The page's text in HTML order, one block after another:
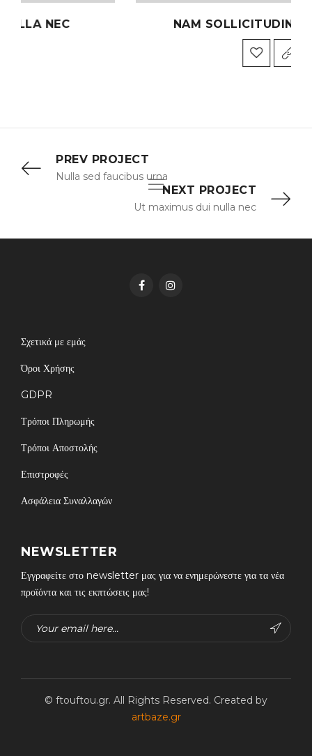
NAM SOLLICITUDIN AC
PREV PROJECT
Nulla sed faucibus urna
NEXT PROJECT
Ut maximus dui nulla nec
Σχετικά με εμάς
Όροι Χρήσης
GDPR
Τρόποι Πληρωμής
Τρόποι Αποστολής
Επιστροφές
Ασφάλεια Συναλλαγών
NEWSLETTER
Εγγραφείτε στο newsletter μας για να ενημερώνεστε για τα νέα
προϊόντα και τις εκπτώσεις μας!
© ftouftou.gr. All Rights Reserved. Created by
artbaze.gr